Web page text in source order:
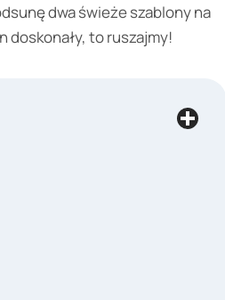
dwa świeże szablony na
doskonały, to ruszajmy!